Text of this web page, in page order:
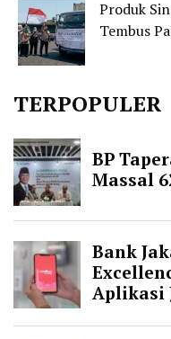
Produk
Tembus
TERPOPULER